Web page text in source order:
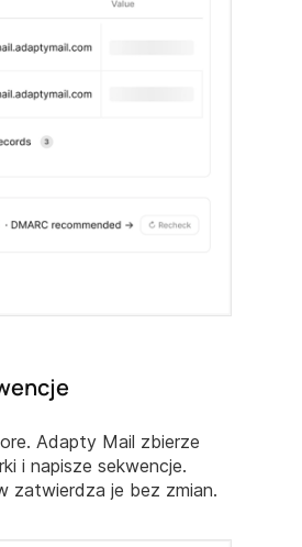
Adapty Mail zbierze
i napisze sekwencje.
zatwierdza je bez zmian.